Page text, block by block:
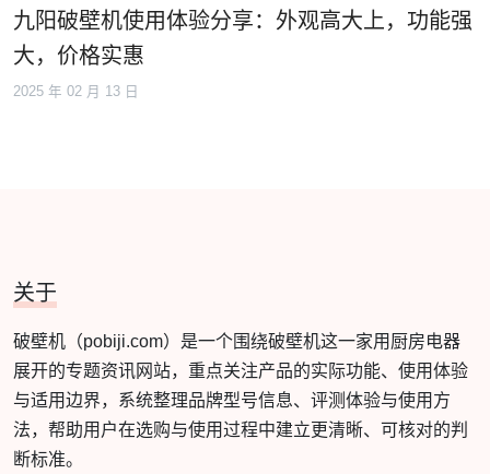
九阳破壁机使用体验分享：外观高大上，功能强
大，价格实惠
2025 年 02 月 13 日
关于
破壁机（pobiji.com）是一个围绕破壁机这一家用厨房电器
展开的专题资讯网站，重点关注产品的实际功能、使用体验
与适用边界，系统整理品牌型号信息、评测体验与使用方
法，帮助用户在选购与使用过程中建立更清晰、可核对的判
断标准。